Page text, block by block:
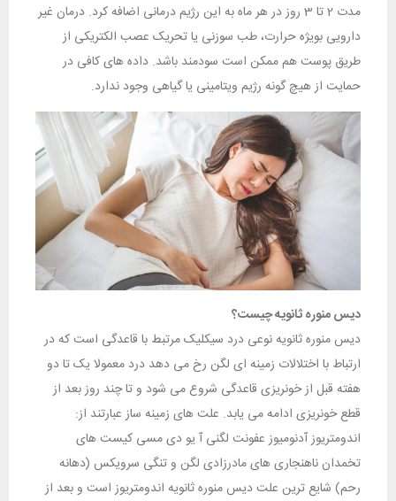
مدت 2 تا 3 روز در هر ماه به این رژیم درمانی اضافه کرد. درمان غیر
دارویی بویژه حرارت، طب سوزنی یا تحریک عصب الکتریکی از
طریق پوست هم ممکن است سودمند باشد. داده های کافی در
حمایت از هیچ گونه رژیم ویتامینی یا گیاهی وجود ندارد.
دیس منوره ثانویه چیست؟
دیس منوره ثانویه نوعی درد سیکلیک مرتبط با قاعدگی است که در
ارتباط با اختلالات زمینه ای لگن رخ می دهد درد معمولا یک تا دو
هفته قبل از خونریزی قاعدگی شروع می شود و تا چند روز بعد از
قطع خونریزی ادامه می یابد. علت های زمینه ساز عبارتند از:
اندومتریوز آدنومیوز عفونت لگنی آ یو دی مسی کیست های
تخمدان ناهنجاری های مادرزادی لگن و تنگی سرویکس (دهانه
رحم) شایع ترین علت دیس منوره ثانویه اندومتریوز است و بعد از